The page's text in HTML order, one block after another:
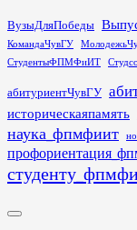
Перейти
к
содержимому
ВузыДляПобеды
КомандаЧувГУ
СтудентыФПМФиИТ
абитуриентЧувГУ
историческаяпамять
наука_фпмфиит
Основное